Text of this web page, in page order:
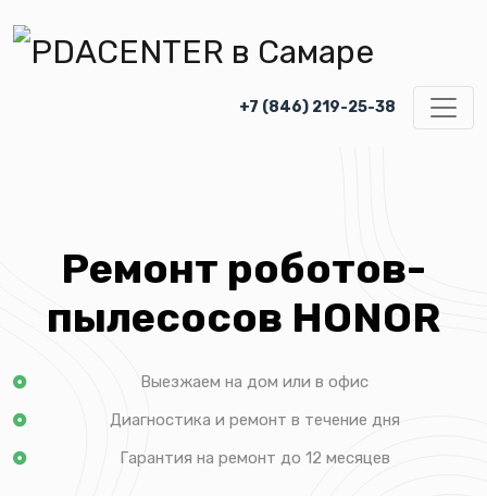
+7 (846) 219-25-38
Ремонт роботов-
пылесосов HONOR
Выезжаем на дом или в офис
Диагностика и ремонт в течение дня
Гарантия на ремонт до 12 месяцев